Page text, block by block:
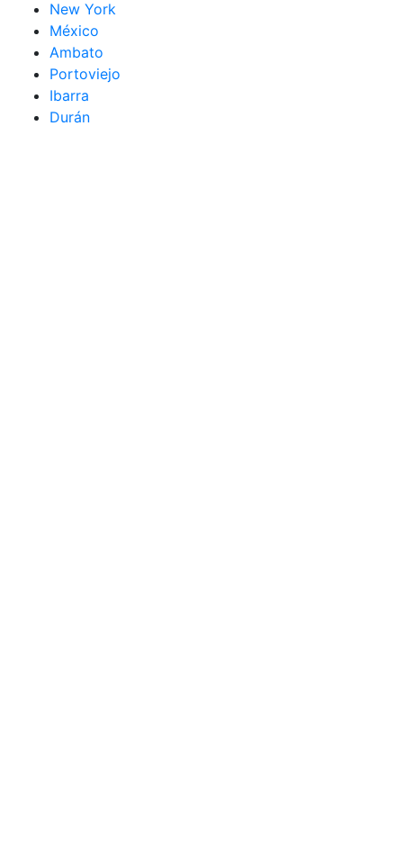
New York
México
Ambato
Portoviejo
Ibarra
Durán